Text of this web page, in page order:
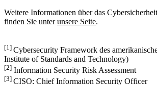
Weitere Informationen über das
finden Sie unterunsere Seite.
[1] Cybersecurity Framework des
Institute of Standards and Technology)
[2] Information Security Risk Assessment
[3] CISO: Chief Information Security Officer